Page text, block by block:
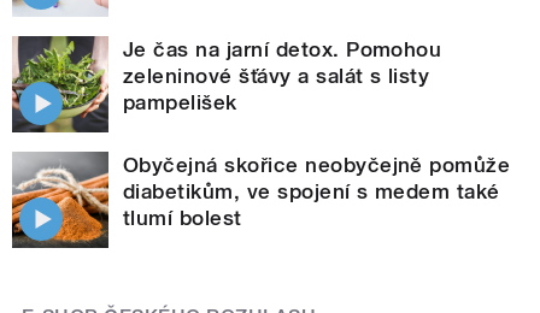
Je čas na jarní detox. Pomohou
zeleninové šťávy a salát s listy
pampelišek
Obyčejná skořice neobyčejně pomůže
diabetikům, ve spojení s medem také
tlumí bolest